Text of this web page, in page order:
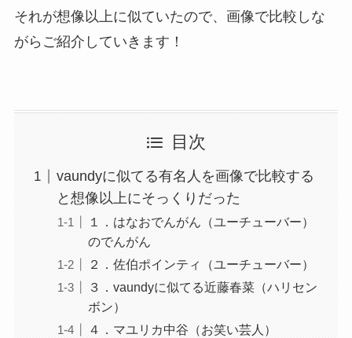
それが想像以上に似ていたので、画像で比較しな
がらご紹介していきます！
目次
vaundyに似てる有名人を画像で比較する
と想像以上にそっくりだった
１．はなおでんがん（ユーチューバー）
のでんがん
２．佐伯ポインティ（ユーチューバー）
３．vaundyに似てる近藤春菜（ハリセン
ボン）
４．マユリカ中谷（お笑い芸人）